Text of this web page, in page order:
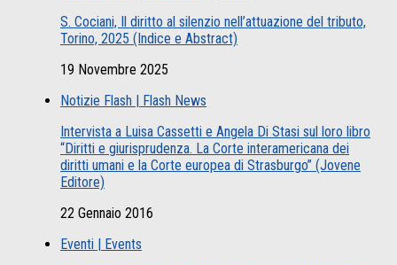
S. Cociani, Il diritto al silenzio nell’attuazione del tributo,
Torino, 2025 (Indice e Abstract)
19 Novembre 2025
Notizie Flash | Flash News
Intervista a Luisa Cassetti e Angela Di Stasi sul loro libro
“Diritti e giurisprudenza. La Corte interamericana dei
diritti umani e la Corte europea di Strasburgo” (Jovene
Editore)
22 Gennaio 2016
Eventi | Events